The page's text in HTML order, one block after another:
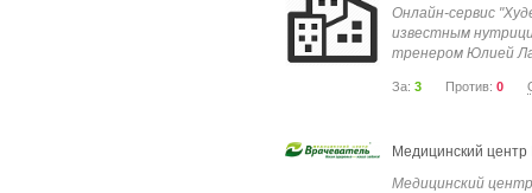
Онлайн-сервис
известным
тренером Юлией
За: 3 Против: 0
Медицинский центр
Медицинский